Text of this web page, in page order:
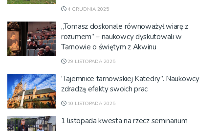
4 GRUDNIA 2025
„Tomasz doskonale równoważył wiarę z
rozumem” – naukowcy dyskutowali w
Tarnowie o świętym z Akwinu
29 LISTOPADA 2025
’Tajemnice tarnowskiej Katedry”. Naukowcy
zdradzą efekty swoich prac
10 LISTOPADA 2025
1 listopada kwesta na rzecz seminarium